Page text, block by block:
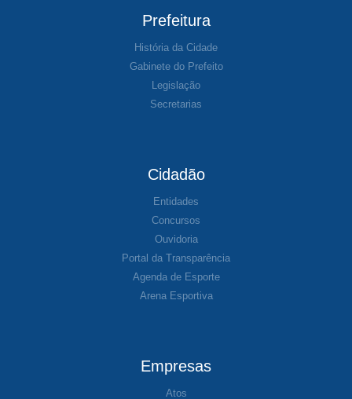
Prefeitura
História da Cidade
Gabinete do Prefeito
Legislação
Secretarias
Cidadão
Entidades
Concursos
Ouvidoria
Portal da Transparência
Agenda de Esporte
Arena Esportiva
Empresas
Atos